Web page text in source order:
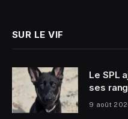
SUR LE VIF
Le SPL
ses
9 août